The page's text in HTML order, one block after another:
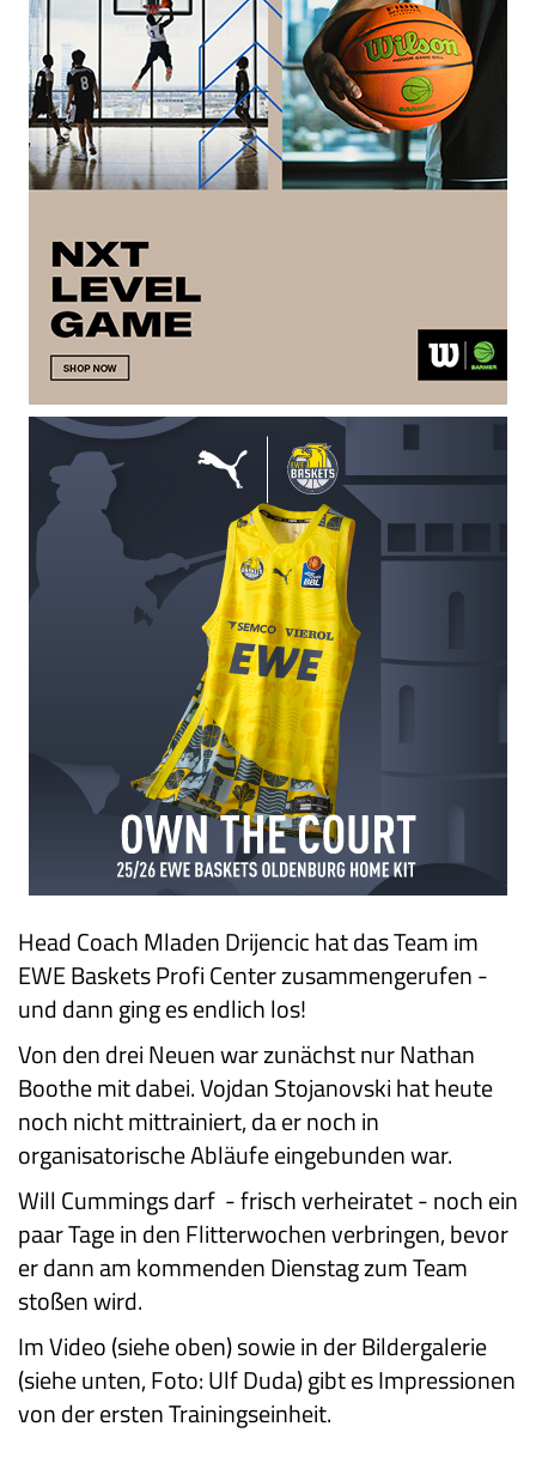
Head Coach Mladen Drijencic hat das Team im
EWE Baskets Profi Center zusammengerufen -
und dann ging es endlich los!
Von den drei Neuen war zunächst nur Nathan
Boothe mit dabei. Vojdan Stojanovski hat heute
noch nicht mittrainiert, da er noch in
organisatorische Abläufe eingebunden war.
Will Cummings darf - frisch verheiratet - noch ein
paar Tage in den Flitterwochen verbringen, bevor
er dann am kommenden Dienstag zum Team
stoßen wird.
Im Video (siehe oben) sowie in der Bildergalerie
(siehe unten, Foto: Ulf Duda) gibt es Impressionen
von der ersten Trainingseinheit.